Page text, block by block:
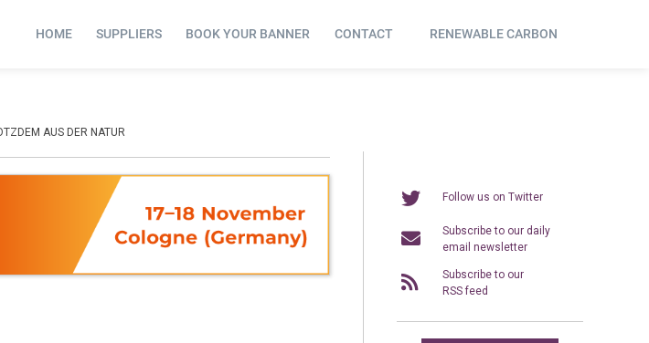
HOME SUPPLIERS BOOK YOUR BANNER CONTACT RENEWABLE CARBON
AUS DER NATUR
Follow us on Twitter
Subscribe to our daily
email newsletter
Subscribe to our
RSS feed